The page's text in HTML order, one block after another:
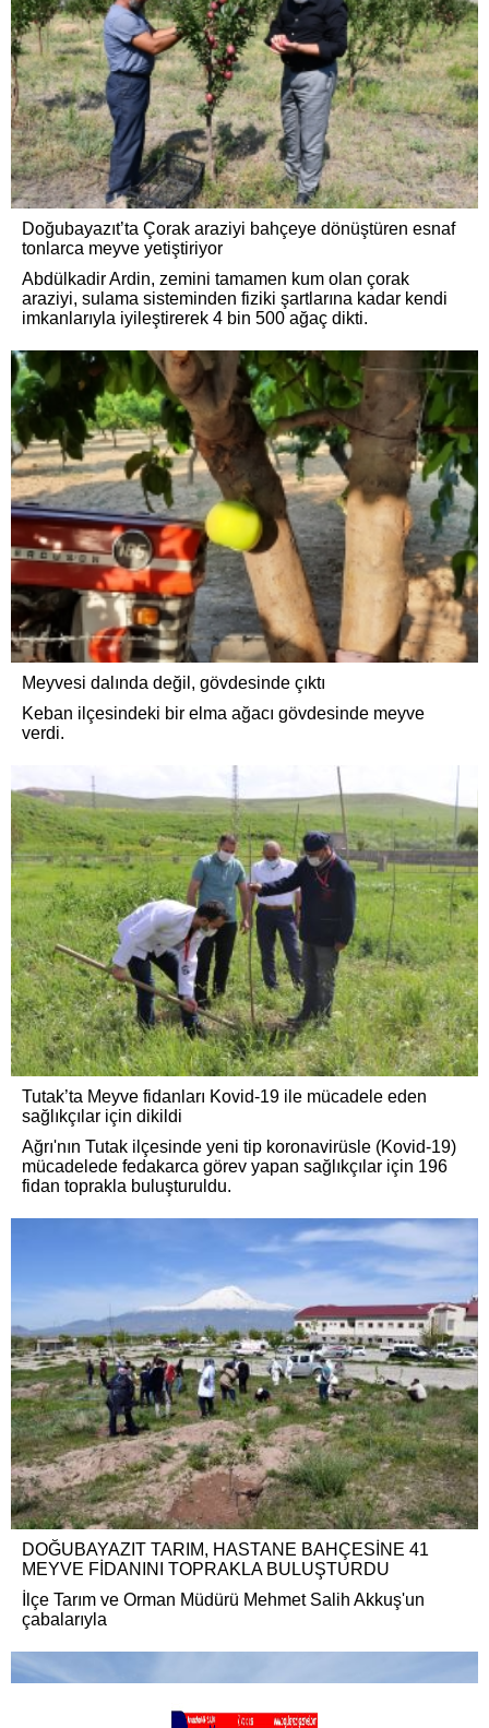
Doğubayazıt’ta Çorak araziyi bahçeye dönüştüren esnaf
tonlarca meyve yetiştiriyor
Abdülkadir Ardin, zemini tamamen kum olan çorak
araziyi, sulama sisteminden fiziki şartlarına kadar kendi
imkanlarıyla iyileştirerek 4 bin 500 ağaç dikti.
Meyvesi dalında değil, gövdesinde çıktı
Keban ilçesindeki bir elma ağacı gövdesinde meyve
verdi.
Tutak’ta Meyve fidanları Kovid-19 ile mücadele eden
sağlıkçılar için dikildi
Ağrı'nın Tutak ilçesinde yeni tip koronavirüsle (Kovid-19)
mücadelede fedakarca görev yapan sağlıkçılar için 196
fidan toprakla buluşturuldu.
DOĞUBAYAZIT TARIM, HASTANE BAHÇESİNE 41
MEYVE FİDANINI TOPRAKLA BULUŞTURDU
İlçe Tarım ve Orman Müdürü Mehmet Salih Akkuş'un
çabalarıyla